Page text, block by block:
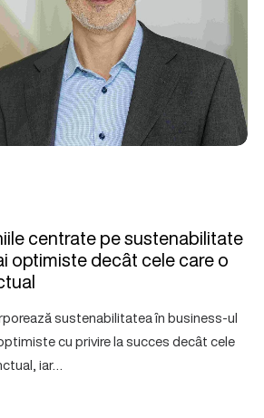
centrate pe sustenabilitate
optimiste decât cele care o
sustenabilitatea în business-ul
cu privire la succes decât cele
iar…